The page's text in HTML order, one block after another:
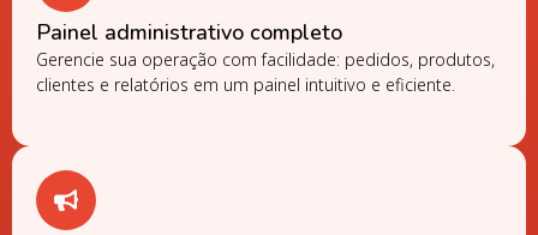
Painel administrativo completo
Gerencie sua operação com facilidade: pedidos, produtos,
clientes e relatórios em um painel intuitivo e eficiente.